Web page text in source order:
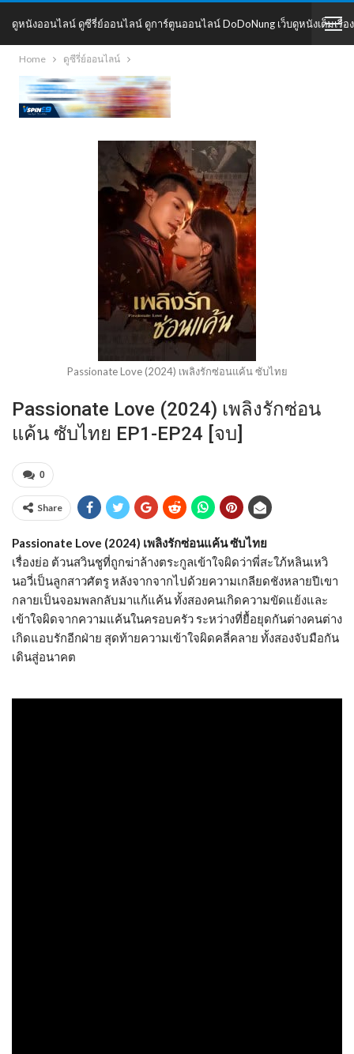
ดูหนังออนไลน์ ดูซีรี่ย์ออนไลน์ ดูการ์ตูนออนไลน์ DoDoNung เว็บดูหนังเต็มเรื่อง
DoDoNung
Home ดูซีรี่ย์ออนไลน์
Passionate Love (2024) เพลิงรักซ่อนแค้น ซับไทย
Passionate Love (2024) เพลิงรักซ่อน
แค้น ซับไทย EP1-EP24 [จบ]
0
Share
Passionate Love (2024) เพลิงรักซ่อนแค้น ซับไทย
เรื่องย่อ ต้วนสวินชูที่ถูกฆ่าล้างตระกูลเข้าใจผิดว่าพี่สะใภ้หลินเหวิ
นอวี่เป็นลูกสาวศัตรู หลังจากจากไปด้วยความเกลียดชังหลายปีเขา
กลายเป็นจอมพลกลับมาแก้แค้น ทั้งสองคนเกิดความขัดแย้งและ
เข้าใจผิดจากความแค้นในครอบครัว ระหว่างที่ยื้อยุดกันต่างคนต่าง
เกิดแอบรักอีกฝ่าย สุดท้ายความเข้าใจผิดคลี่คลาย ทั้งสองจับมือกัน
เดินสู่อนาคต